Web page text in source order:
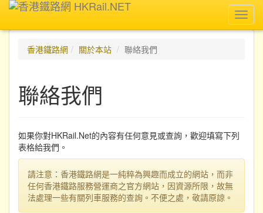
香港鐵路網
關於本站 聯絡我們
聯絡我們
如果你對HKRail.Net的內容有任何意見或查詢，歡迎填寫下列
表格給我們。
請注意：香港鐵路網是一純粹為興趣而成立的網站，而非
任何香港鐵路服務營運商之官方網站，因資源所限，故無
法處理一些有關列車服務的查詢。不便之處，敬請原諒。